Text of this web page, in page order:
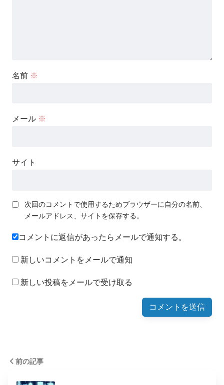
名前 ※
メール ※
サイト
次回のコメントで使用するためブラウザーに自分の名前、
メールアドレス、サイトを保存する。
コメントに返信があったらメールで通知する。
新しいコメントをメールで通知
新しい投稿をメールで受け取る
前の記事